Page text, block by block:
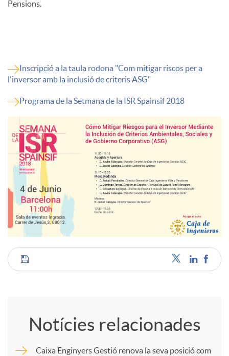
Pensions.
Inscripció a la taula rodona "Com mitigar riscos per a
l'inversor amb la inclusió de criteris ASG"
Programa de la Setmana de la ISR Spainsif 2018
C
m
Notícies relacionades
Caixa Enginyers Gestió renova la seva posició com